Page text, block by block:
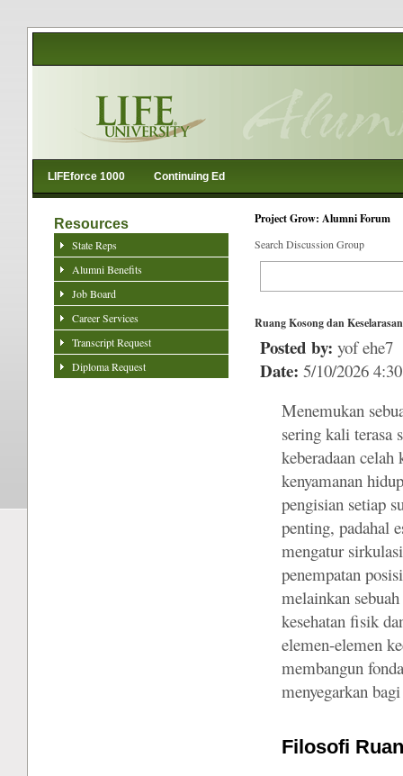
LIFEforce 1000 Continuing Ed
Project Grow: Alumni Forum
Search Discussion Group
Ruang Kosong dan
Posted by: yof ehe7
Date: 5/10/2026
Menemukan
sering kali terasa
keberadaan
kenyamanan
pengisian setiap
penting, padahal
mengatur
penempatan
melainkan
kesehatan fisik
elemen-elemen
membangun
menyegarkan
Filosofi
Resources
State Reps
Alumni Benefits
Job Board
Career Services
Transcript Request
Diploma Request